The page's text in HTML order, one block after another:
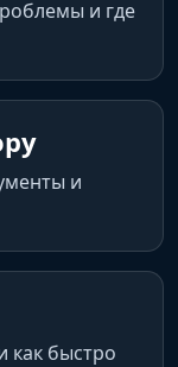
и где
и
как быстро